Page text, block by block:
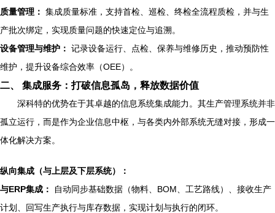
质量管理： 集成质量标准，支持首检、巡检、终检全流程质检，并与生
产批次绑定，实现质量问题的快速定位与追溯。
设备管理与维护： 记录设备运行、点检、保养与维修历史，推动预防性
维护，提升设备综合效率（OEE）。
二、 集成服务：打破信息孤岛，释放数据价值
深科特的优势在于其卓越的信息系统集成能力。其生产管理系统并非
孤立运行，而是作为企业信息中枢，与各类内外部系统无缝对接，形成一
体化解决方案。
纵向集成（与上层及下层系统）：
与ERP集成：
自动同步基础数据（物料、BOM、工艺路线）、接收生产
计划、回写生产执行与库存数据，实现计划与执行的闭环。